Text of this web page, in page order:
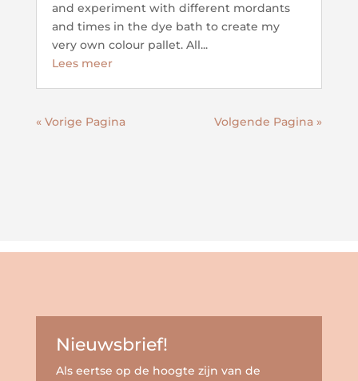
and experiment with different mordants
and times in the dye bath to create my
very own colour pallet. All...
Lees meer
« Vorige Pagina Volgende Pagina »
Nieuwsbrief!
Als eertse op de hoogte zijn van de